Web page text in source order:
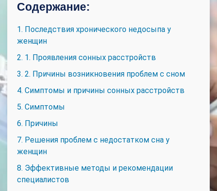
Содержание:
1. Последствия хронического недосыпа у
женщин
2. 1. Проявления сонных расстройств
3. 2. Причины возникновения проблем с сном
4. Симптомы и причины сонных расстройств
5. Симптомы
6. Причины
7. Решения проблем с недостатком сна у
женщин
8. Эффективные методы и рекомендации
специалистов